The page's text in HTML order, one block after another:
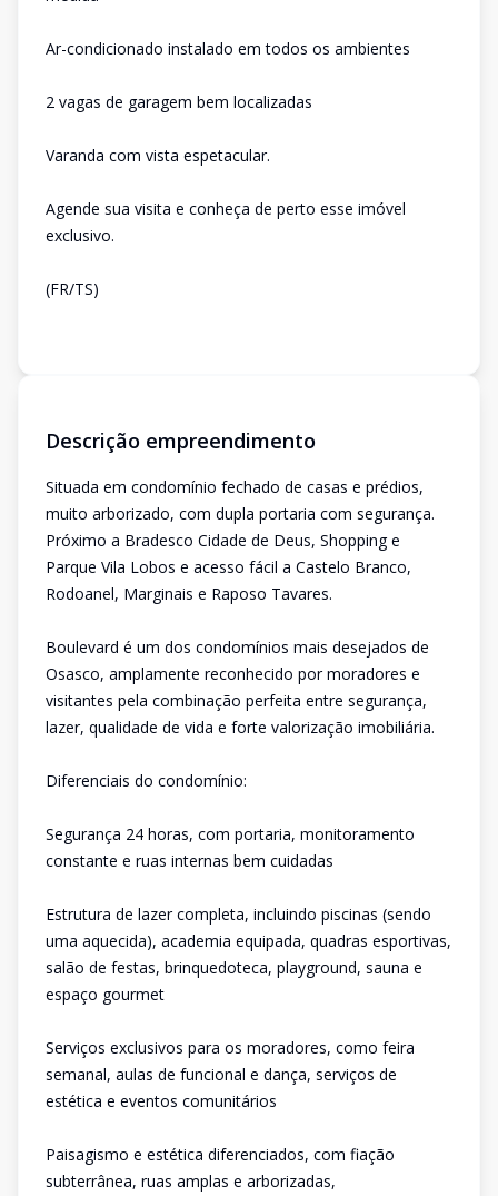
Ar-condicionado instalado em todos os ambientes
2 vagas de garagem bem localizadas
Varanda com vista espetacular.
Agende sua visita e conheça de perto esse imóvel
exclusivo.
(FR/TS)
Descrição empreendimento
Situada em condomínio fechado de casas e prédios,
muito arborizado, com dupla portaria com segurança.
Próximo a Bradesco Cidade de Deus, Shopping e
Parque Vila Lobos e acesso fácil a Castelo Branco,
Rodoanel, Marginais e Raposo Tavares.
Boulevard é um dos condomínios mais desejados de
Osasco, amplamente reconhecido por moradores e
visitantes pela combinação perfeita entre segurança,
lazer, qualidade de vida e forte valorização imobiliária.
Diferenciais do condomínio:
Segurança 24 horas, com portaria, monitoramento
constante e ruas internas bem cuidadas
Estrutura de lazer completa, incluindo piscinas (sendo
uma aquecida), academia equipada, quadras esportivas,
salão de festas, brinquedoteca, playground, sauna e
espaço gourmet
Serviços exclusivos para os moradores, como feira
semanal, aulas de funcional e dança, serviços de
estética e eventos comunitários
Paisagismo e estética diferenciados, com fiação
subterrânea, ruas amplas e arborizadas,